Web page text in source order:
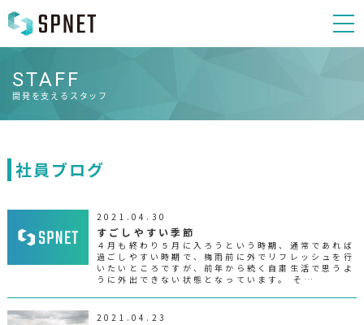
STAFF
開発を支えるスタッフ
社員ブログ
2021.04.30
すごしやすい季節
４月も終わり５月に入ろうという時期、通常であれば
過ごしやすい時期で、梅雨前に外でリフレッシュを行
いたいところですが、前年から続く自粛生活で思うよ
うに外出できない状態となっています。 そ…
2021.04.23